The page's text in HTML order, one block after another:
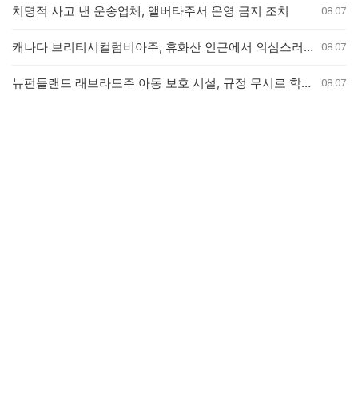
치명적 사고 낸 운송업체, 앨버타주서 운영 금지 조치 08.07
캐나다 브리티시컬럼비아주, 휴화산 인근에서 의심스러운 산불 잇따라 발생 08.07
뉴펀들랜드 래브라도주 아동 보호 시설, 규정 무시로 학대 사건 은폐 의혹 08.07